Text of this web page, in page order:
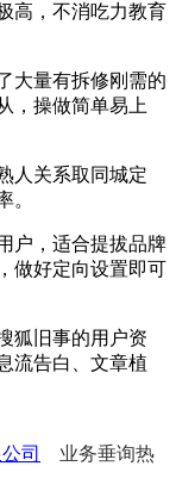
，不消吃力教育
量有拆修刚需的
，操做简单易上
关系取同城定
。
，适合提拔品牌
做好定向设置即可
旧事的用户资
流告白、文章植
司
业务垂询热